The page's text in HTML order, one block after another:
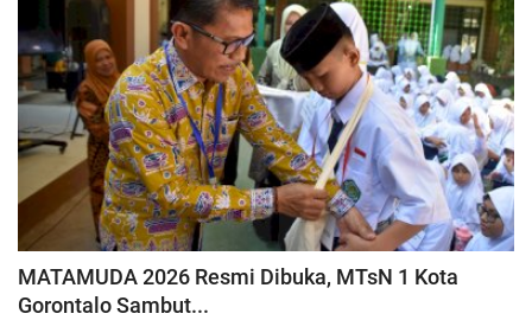
MATAMUDA 2026 Resmi Dibuka, MTsN 1 Kota
Gorontalo Sambut...